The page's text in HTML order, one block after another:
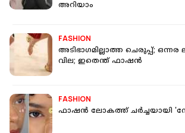
അറിയാം
FASHION
അടിഭാഗമില്ലാത്ത ചെരുപ്പ്;
വില; ഇതെന്ത് ഫാഷന്‍
FASHION
ഫാഷന്‍ ലോകത്ത്